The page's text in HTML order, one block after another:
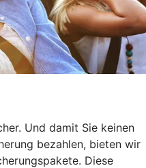
Und damit Sie keinen
bezahlen, bieten wir
Diese